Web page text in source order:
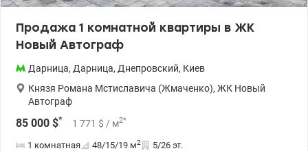
Продажа 1 комнатной квартиры в ЖК
Новый Автограф
Дарница, Дарница, Днепровский, Киев
Князя Романа Мстиславича (Жмаченко), ЖК Новый
Автограф
85 000 $* 1 771 $ / м2*
1 комнатная 48/15/19 м2 5/26 эт.